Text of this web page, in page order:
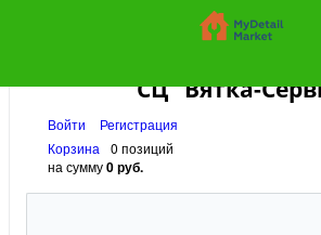
СЦ "Вятка-
Войти
Регистрация
Корзина
0 позиций
на сумму0 руб.